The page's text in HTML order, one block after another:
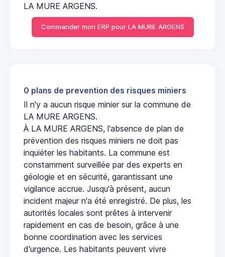
LA MURE ARGENS.
Commander mon ERP pour LA MURE ARGENS
0 plans de prevention des risques miniers
Il n'y a aucun risque minier sur la commune de
LA MURE ARGENS.
À LA MURE ARGENS, l'absence de plan de
prévention des risques miniers ne doit pas
inquiéter les habitants. La commune est
constamment surveillée par des experts en
géologie et en sécurité, garantissant une
vigilance accrue. Jusqu'à présent, aucun
incident majeur n'a été enregistré. De plus, les
autorités locales sont prêtes à intervenir
rapidement en cas de besoin, grâce à une
bonne coordination avec les services
d'urgence. Les habitants peuvent vivre